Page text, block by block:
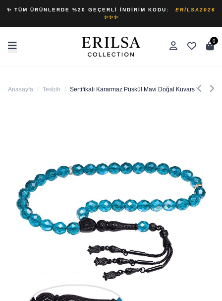
✨ TÜM ÜRÜNLERDE %20 GEÇERLI İNDIRIM KODU:
ERILSA2026
✨✨✨
0
Anasayfa / Tesbih / Sertifikalı Kararmaz Püskül Mavi Doğal Kuvars Taşı